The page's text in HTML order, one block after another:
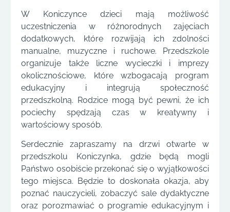
W Koniczynce dzieci mają możliwość
uczestniczenia w różnorodnych zajęciach
dodatkowych, które rozwijają ich zdolności
manualne, muzyczne i ruchowe. Przedszkole
organizuje także liczne wycieczki i imprezy
okolicznościowe, które wzbogacają program
edukacyjny i integrują społeczność
przedszkolną. Rodzice mogą być pewni, że ich
pociechy spędzają czas w kreatywny i
wartościowy sposób.
Serdecznie zapraszamy na drzwi otwarte w
przedszkolu Koniczynka, gdzie będą mogli
Państwo osobiście przekonać się o wyjątkowości
tego miejsca. Będzie to doskonała okazja, aby
poznać nauczycieli, zobaczyć sale dydaktyczne
oraz porozmawiać o programie edukacyjnym i